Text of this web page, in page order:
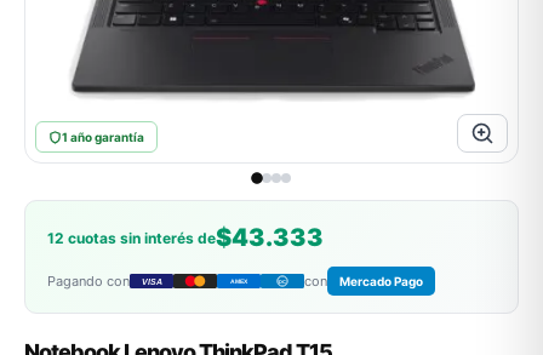
1 año garantía
12 cuotas sin interés de$43.333
Pagando con VISA AMEX DC con Mercado Pago